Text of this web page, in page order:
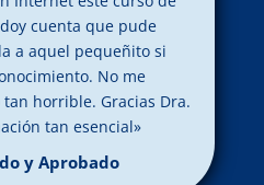
cuenta que pude
a aquel pequeñito si
No me
horrible. Gracias Dra.
tan esencial»
y Aprobado